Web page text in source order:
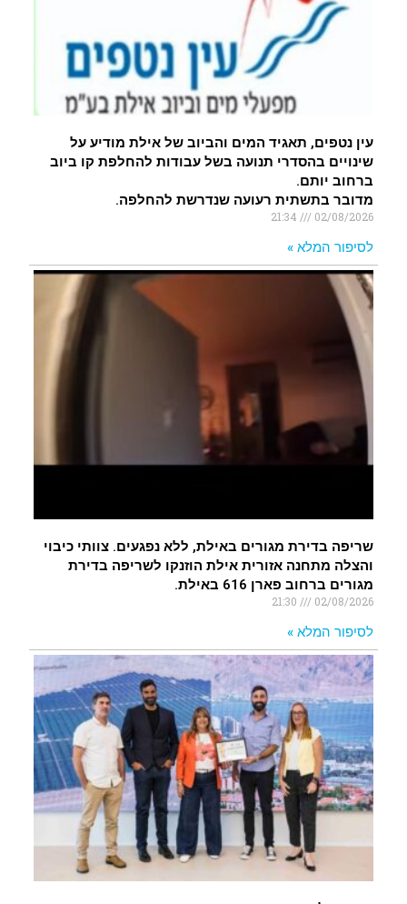
עין נטפים, תאגיד המים והביוב של אילת מודיע על
שינויים בהסדרי תנועה בשל עבודות להחלפת קו ביוב
ברחוב יותם.
מדובר בתשתית רעועה שנדרשת להחלפה.
02/08/2026
לסיפור המלא »
שריפה בדירת מגורים באילת, ללא נפגעים. צוותי כיבוי
והצלה מתחנה אזורית אילת הוזנקו לשריפה בדירת
מגורים ברחוב פארן 616 באילת.
02/08/2026
לסיפור המלא »